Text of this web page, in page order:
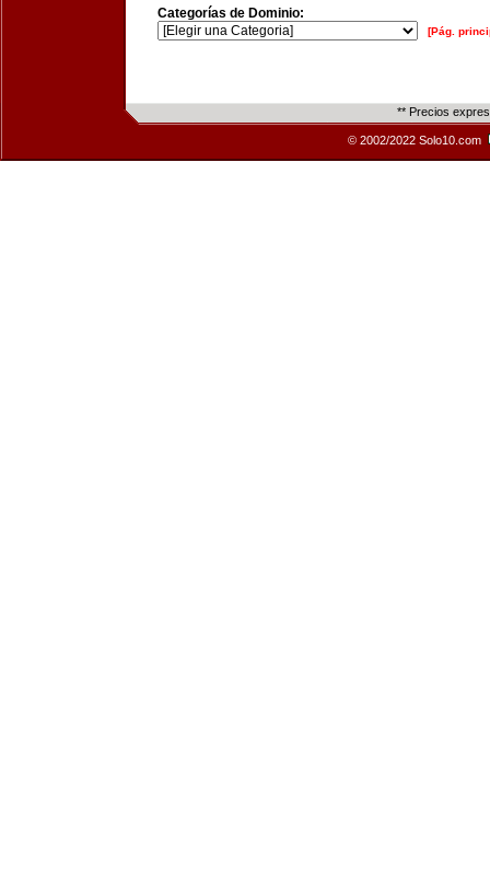
Categorías de Dominio:
[Pág.
** Precios
© 2002/2022 Solo10.com